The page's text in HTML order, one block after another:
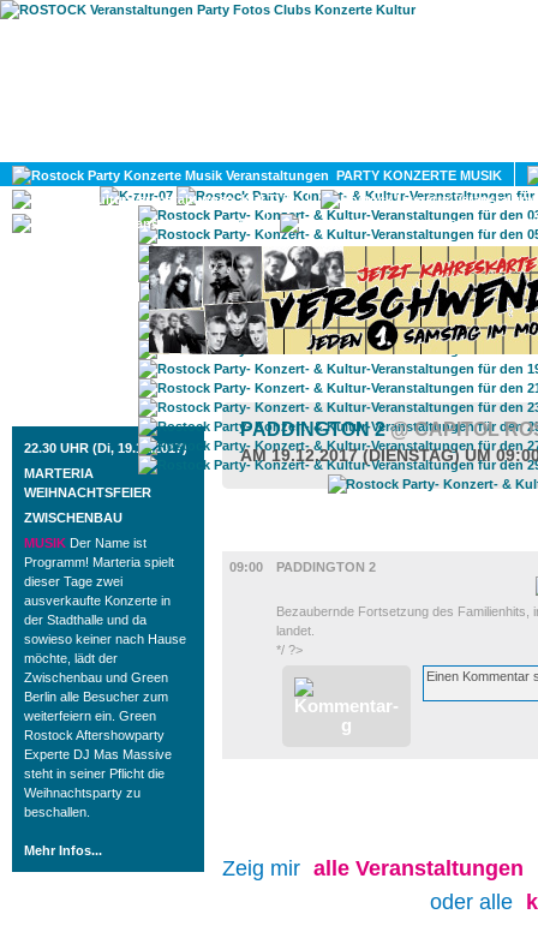
PARTY KONZERTE MUSIK
KULTUR
GAY
ROSTOCK TAGESTIPP
22.30 UHR (Di, 19.12.2017)
MARTERIA
WEIHNACHTSFEIER
ZWISCHENBAU
MUSIK Der Name ist
Programm! Marteria spielt
dieser Tage zwei
ausverkaufte Konzerte in
der Stadthalle und da
sowieso keiner nach Hause
möchte, lädt der
Zwischenbau und Green
Berlin alle Besucher zum
weiterfeiern ein. Green
Rostock Aftershowparty
Experte DJ Mas Massive
steht in seiner Pflicht die
Weihnachtsparty zu
beschallen.
Mehr Infos...
PADDINGTON 2@ CAPITOL
AM 19.12.2017 (DIENSTAG) UM
09:00
PADDINGTON 2
Bezaubernde Fortsetzung des Familienhits,
landet.
*/ ?>
Zeig mir alle Veranstaltungen
oder alle